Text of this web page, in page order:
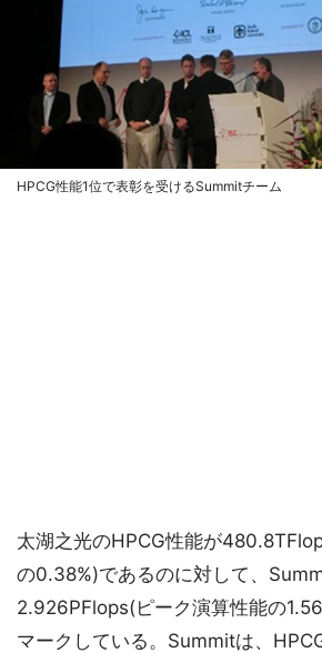
HPCG性能1位で表彰を受けるSummitチーム
太湖之光のHPCG性能が
の0.38%)であるのに対して、
2.926PFlops(ピーク演算性能の
マークしている。Summitは、